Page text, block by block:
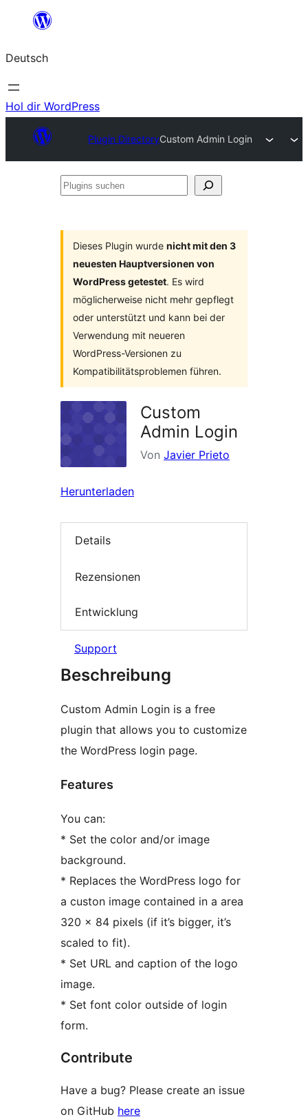
springen
Deutsch
Hol dir WordPress
Plugin DirectoryCustom Admin Login
Plugins
Dieses Plugin wurde nicht mit den 3
neuesten Hauptversionen von
WordPress getestet. Es wird
möglicherweise nicht mehr gepflegt
oder unterstützt und kann bei der
Verwendung mit neueren
WordPress-Versionen zu
Kompatibilitätsproblemen führen.
Custom
Admin Login
Von Javier Prieto
Herunterladen
Details
Rezensionen
Entwicklung
Support
Beschreibung
Custom Admin Login is a free
plugin that allows you to customize
the WordPress login page.
Features
You can:
* Set the color and/or image
background.
* Replaces the WordPress logo for
a custon image contained in a area
320 x 84 pixels (if it’s bigger, it’s
scaled to fit).
* Set URL and caption of the logo
image.
* Set font color outside of login
form.
Contribute
Have a bug? Please create an issue
on GitHub here